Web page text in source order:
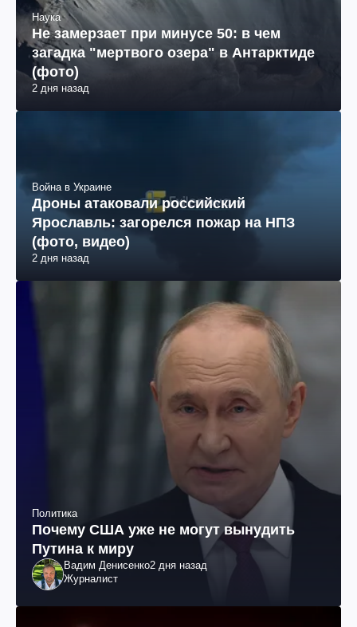
Наука
Не замерзает при минусе 50: в чем
загадка "мертвого озера" в Антарктиде
(фото)
2 дня назад
Война в Украине
Дроны атаковали российский
Ярославль: загорелся пожар на НПЗ
(фото, видео)
2 дня назад
Политика
Почему США уже не могут вынудить
Путина к миру
Вадим Денисенко2 дня назад
Журналист